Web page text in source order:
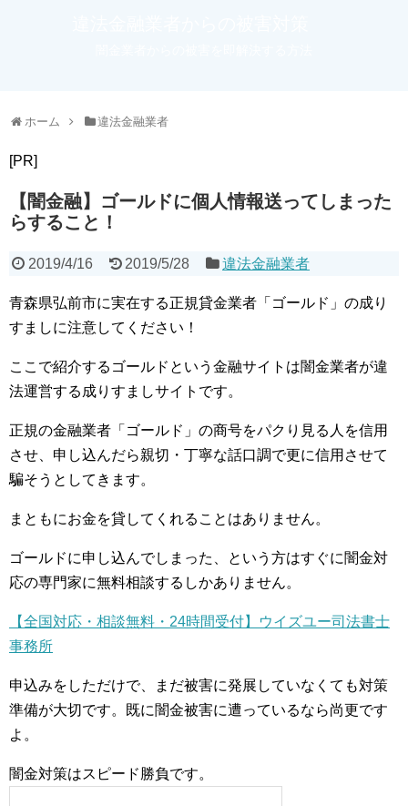
ホーム 違法金融業者
[PR]
【闇金融】ゴールドに個人情報送ってしまった
らすること！
2019/4/16 2019/5/28 違法金融業者
青森県弘前市に実在する正規貸金業者「ゴールド」の成り
すましに注意してください！
ここで紹介するゴールドという金融サイトは闇金業者が違
法運営する成りすましサイトです。
正規の金融業者「ゴールド」の商号をパクり見る人を信用
させ、申し込んだら親切・丁寧な話口調で更に信用させて
騙そうとしてきます。
まともにお金を貸してくれることはありません。
ゴールドに申し込んでしまった、という方はすぐに闇金対
応の専門家に無料相談するしかありません。
【全国対応・相談無料・24時間受付】ウイズユー司法書士
事務所
申込みをしただけで、まだ被害に発展していなくても対策
準備が大切です。既に闇金被害に遭っているなら尚更です
よ。
闇金対策はスピード勝負です。